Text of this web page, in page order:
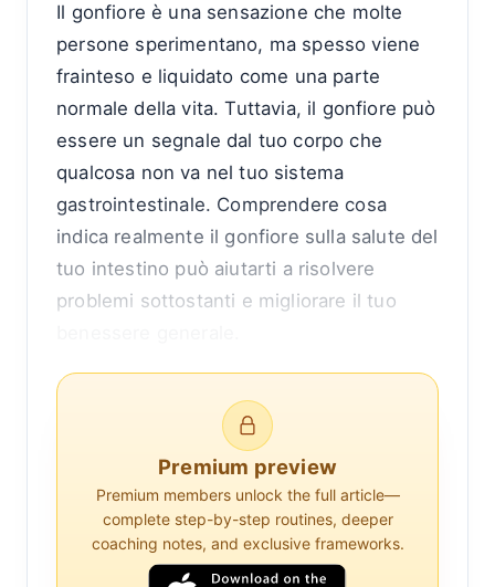
Il gonfiore è una sensazione che molte
persone sperimentano, ma spesso viene
frainteso e liquidato come una parte
normale della vita. Tuttavia, il gonfiore può
essere un segnale dal tuo corpo che
qualcosa non va nel tuo sistema
gastrointestinale. Comprendere cosa
indica realmente il gonfiore sulla salute del
tuo intestino può aiutarti a risolvere
problemi sottostanti e migliorare il tuo
Per cominciare, il gonfiore è caratterizzato
da una sensazione di pienezza o tensione
nell'addome, spesso accompagnata da
distensione visibile. È importante
riconoscere che mentre il gonfiore
occasionale può verificarsi a causa di
scelte alimentari o cambiamenti ormonali,
Premium preview
Premium members unlock the full article—
complete step-by-step routines, deeper
coaching notes, and exclusive frameworks.